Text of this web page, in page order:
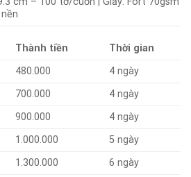
Thành tiền
Thời gian
480.000
4 ngày
700.000
4 ngày
900.000
4 ngày
1.000.000
5 ngày
1.300.000 6 ngày